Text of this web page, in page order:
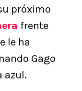
próximo
frente
le ha
Gago
azul.